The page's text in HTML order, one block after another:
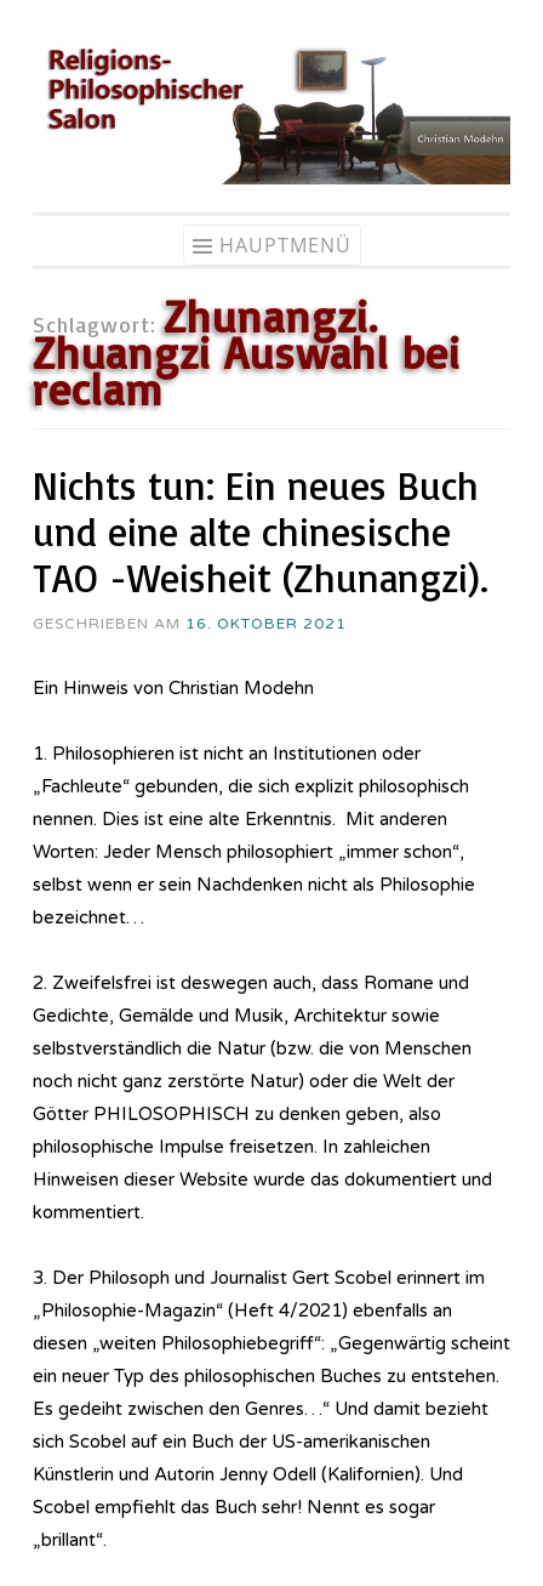
Zum
Inhalt
springen
HAUPTMENÜ
Schlagwort:Zhunangzi.
Zhuangzi Auswahl bei
reclam
Nichts tun: Ein neues Buch
und eine alte chinesische
TAO -Weisheit (Zhunangzi).
GESCHRIEBEN AM 16. OKTOBER 2021
Ein Hinweis von Christian Modehn
1. Philosophieren ist nicht an Institutionen oder
„Fachleute“ gebunden, die sich explizit philosophisch
nennen. Dies ist eine alte Erkenntnis. Mit anderen
Worten: Jeder Mensch philosophiert „immer schon“,
selbst wenn er sein Nachdenken nicht als Philosophie
bezeichnet…
2. Zweifelsfrei ist deswegen auch, dass Romane und
Gedichte, Gemälde und Musik, Architektur sowie
selbstverständlich die Natur (bzw. die von Menschen
noch nicht ganz zerstörte Natur) oder die Welt der
Götter PHILOSOPHISCH zu denken geben, also
philosophische Impulse freisetzen. In zahleichen
Hinweisen dieser Website wurde das dokumentiert und
kommentiert.
3. Der Philosoph und Journalist Gert Scobel erinnert im
„Philosophie-Magazin“ (Heft 4/2021) ebenfalls an
diesen „weiten Philosophiebegriff“: „Gegenwärtig scheint
ein neuer Typ des philosophischen Buches zu entstehen.
Es gedeiht zwischen den Genres…“ Und damit bezieht
sich Scobel auf ein Buch der US-amerikanischen
Künstlerin und Autorin Jenny Odell (Kalifornien). Und
Scobel empfiehlt das Buch sehr! Nennt es sogar
„brillant“.